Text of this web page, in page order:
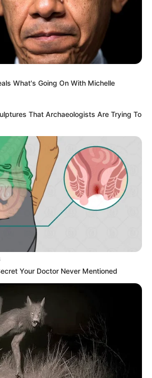
το πυρηνικό
329 Belgorod» για να
2022, 12:38
το πυρηνικό...
ΠΩΣ
Από το 1867 ξέρουν ότι η
Ελλάδα έχει πολύ πετρέλαιο
σύμφωνα με...
What's Going On With Michelle
That Archaeologists Are Trying To
Your Doctor Never Mentioned